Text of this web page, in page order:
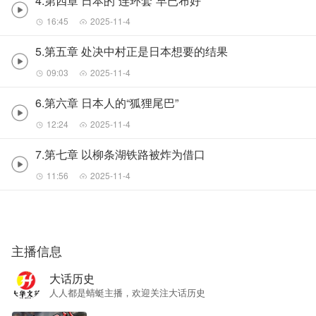
16:45 2025-11-4
5.第五章 处决中村正是日本想要的结果
09:03 2025-11-4
6.第六章 日本人的“狐狸尾巴”
12:24 2025-11-4
7.第七章 以柳条湖铁路被炸为借口
11:56 2025-11-4
主播信息
大话历史
人人都是蜻蜓主播，欢迎关注大话历史